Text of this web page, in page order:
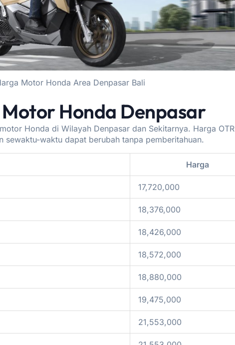
Motor Honda Area Denpasar Bali
Honda Denpasar
Honda di Wilayah Denpasar dan Sekitarnya. Harga OTR
sewaktu-waktu dapat berubah tanpa pemberitahuan.
Harga
17,720,000
18,376,000
18,426,000
18,572,000
18,880,000
19,475,000
21,553,000